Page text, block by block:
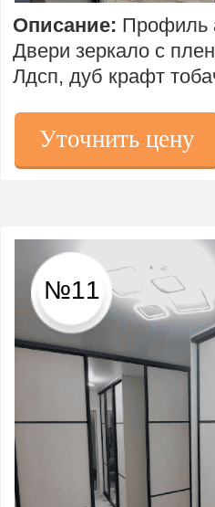
№11
Уточнить цену
Описание: Профиль
Двери зеркало с
Лдсп, дуб крафт